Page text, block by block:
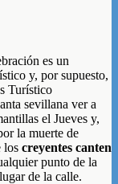
es un
y, por supuesto,
Turístico
sevillana ver a
el Jueves y,
la muerte de
los creyentes canten
punto de la
de la calle.